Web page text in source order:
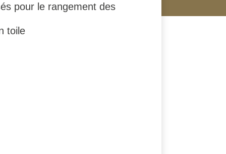
pour le rangement des
toile